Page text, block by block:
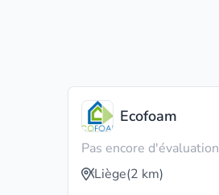
Ecofoam
Pas encore d'évaluation
Liège(2 km)